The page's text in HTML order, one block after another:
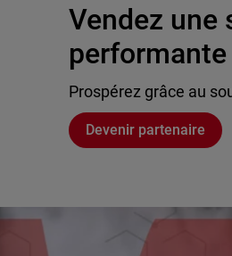
Vendez une
performante
Prospérez grâce au
Devenir partenaire